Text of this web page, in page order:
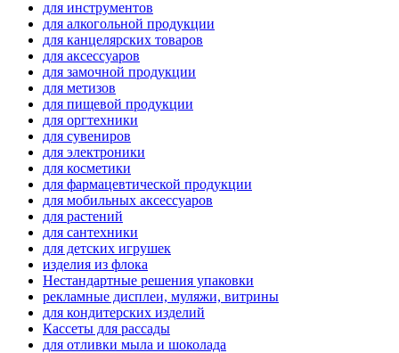
для инструментов
для алкогольной продукции
для канцелярских товаров
для аксессуаров
для замочной продукции
для метизов
для пищевой продукции
для оргтехники
для сувениров
для электроники
для косметики
для фармацевтической продукции
для мобильных аксессуаров
для растений
для сантехники
для детских игрушек
изделия из флока
Нестандартные решения упаковки
рекламные дисплеи, муляжи, витрины
для кондитерских изделий
Кассеты для рассады
для отливки мыла и шоколада